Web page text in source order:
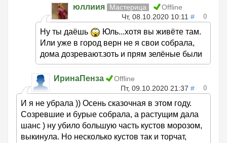
юллиия Мастерица
Offline
Чт, 08.10.2020 10:11 # 0
Ну ты даёшь
Юль...хотя вы живёте там.
Или уже в город верн не я свои собрала,
дома дозревают.зоть и прям зелёные были
ИринаПенза
Offline
Пт, 09.10.2020 21:37 # 0
И я не убрала )) Осень сказочная в этом году.
Созревшие и бурые собрала, а растущим дала
шанс ) ну убило большую часть кустов морозом,
выкинула. Но несколько кустов так и торчат,